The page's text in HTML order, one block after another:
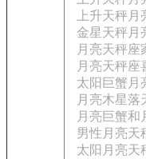
上升天秤
金星天秤月
月亮天秤座
月亮天秤座
太阳巨蟹月
月亮木星落
月亮巨蟹和
男性月亮天
太阳月亮天